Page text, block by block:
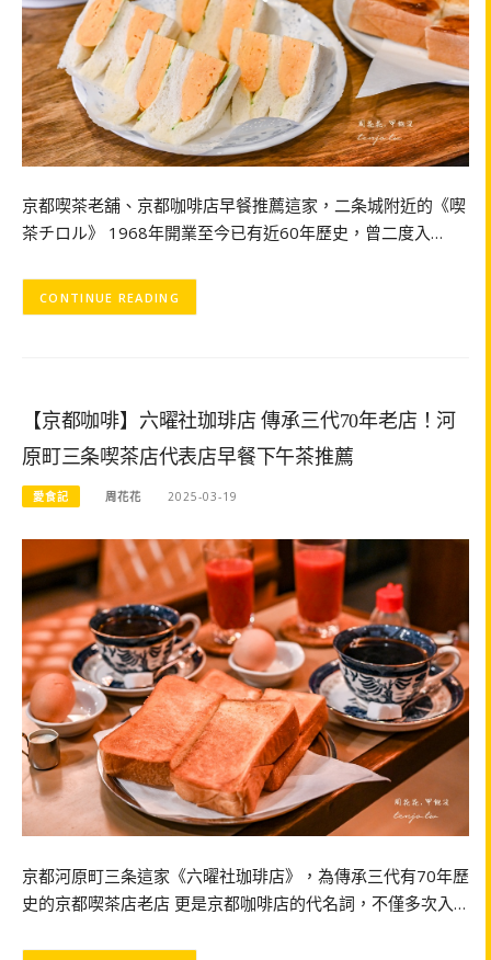
京都喫茶老舖、京都咖啡店早餐推薦這家，二条城附近的《喫
茶チロル》 1968年開業至今已有近60年歷史，曾二度入…
CONTINUE READING
【京都咖啡】六曜社珈琲店 傳承三代70年老店！河
原町三条喫茶店代表店早餐下午茶推薦
愛食記 周花花 2025-03-19
京都河原町三条這家《六曜社珈琲店》，為傳承三代有70年歷
史的京都喫茶店老店 更是京都咖啡店的代名詞，不僅多次入…